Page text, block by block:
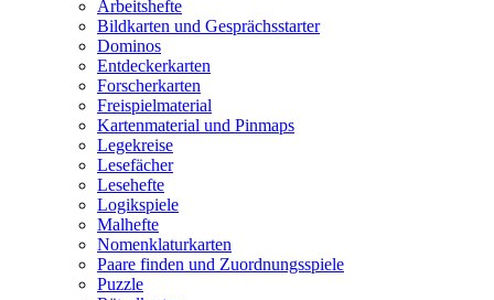
Arbeitshefte
Bildkarten und Gesprächsstarter
Dominos
Entdeckerkarten
Forscherkarten
Freispielmaterial
Kartenmaterial und Pinmaps
Legekreise
Lesefächer
Lesehefte
Logikspiele
Malhefte
Nomenklaturkarten
Paare finden und Zuordnungsspiele
Puzzle